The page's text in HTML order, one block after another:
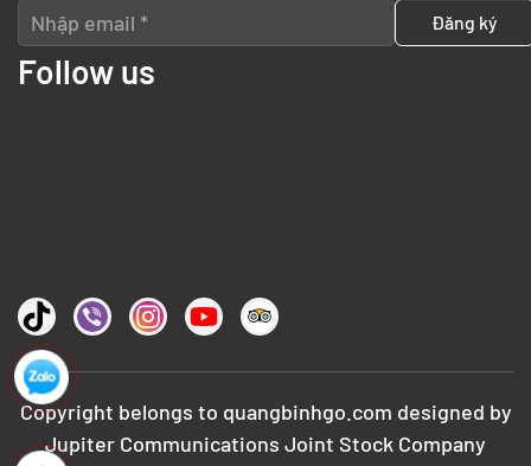
Follow us
Copyright belongs to quangbinhgo.com designed by
Jupiter Communications Joint Stock Company